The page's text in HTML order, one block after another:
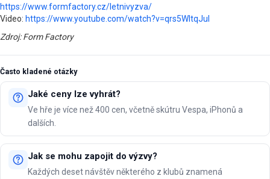
https://www.formfactory.cz/letnivyzva/
Video: https://www.youtube.com/watch?v=qrs5WltqJuI
Zdroj: Form Factory
Často kladené otázky
Jaké ceny lze vyhrát?
Ve hře je více než 400 cen, včetně skútru Vespa, iPhonů a
dalších.
Jak se mohu zapojit do výzvy?
Každých deset návštěv některého z klubů znamená